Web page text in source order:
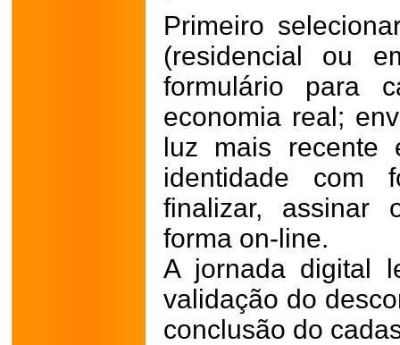
Primeiro
(residencial ou
formulário para
economia real;
luz mais recente
identidade com
finalizar, assinar
forma on-line.
A jornada digital
validação do
conclusão do